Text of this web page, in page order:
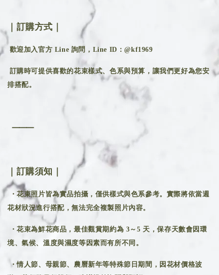
｜訂購方式｜
歡迎加入官方 Line 詢問，Line ID：@kf1969
訂購時可提供喜歡的花束樣式、色系與預算，讓我們更好為您安
排搭配。
⸻
｜訂購須知｜
・花束照片皆為實品拍攝，僅供樣式與色系參考。實際將依當週
花材狀況進行搭配，無法完全複製照片內容。
・花束為鮮花商品，最佳觀賞期約為 3～5 天，保存天數會因環
境、氣候、溫度與濕度等因素而有所不同。
・情人節、母親節、農曆新年等特殊節日期間，因花材價格波